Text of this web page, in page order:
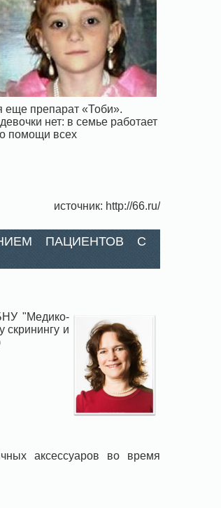
еще препарат «Тоби».
нет: в семье работает
помощи всех
источник: http://66.ru/
ПАЦИЕНТОВ С
"Медико-
скринингу и
аксессуаров во время